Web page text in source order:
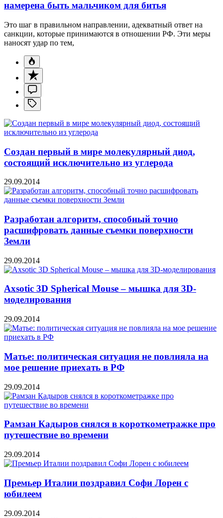
намерена быть мальчиком для битья
Это шаг в правильном направлении, адекватный ответ на
санкции, которые принимаются в отношении РФ. Эти меры
наносят удар по тем,
Создан первый в мире молекулярный диод,
состоящий исключительно из углерода
29.09.2014
Разработан алгоритм, способный точно
расшифровать данные съемки поверхности
Земли
29.09.2014
Axsotic 3D Spherical Mouse – мышка для 3D-
моделирования
29.09.2014
Матье: политическая ситуация не повлияла на
мое решение приехать в РФ
29.09.2014
Рамзан Кадыров снялся в короткометражке про
путешествие во времени
29.09.2014
Премьер Италии поздравил Софи Лорен с
юбилеем
29.09.2014